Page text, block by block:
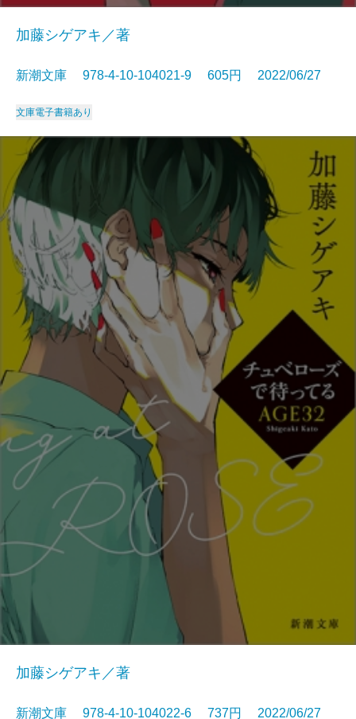
加藤シゲアキ／著
新潮文庫 978-4-10-104021-9 605円 2022/06/27
文庫電子書籍あり
加藤シゲアキ／著
新潮文庫 978-4-10-104022-6 737円 2022/06/27